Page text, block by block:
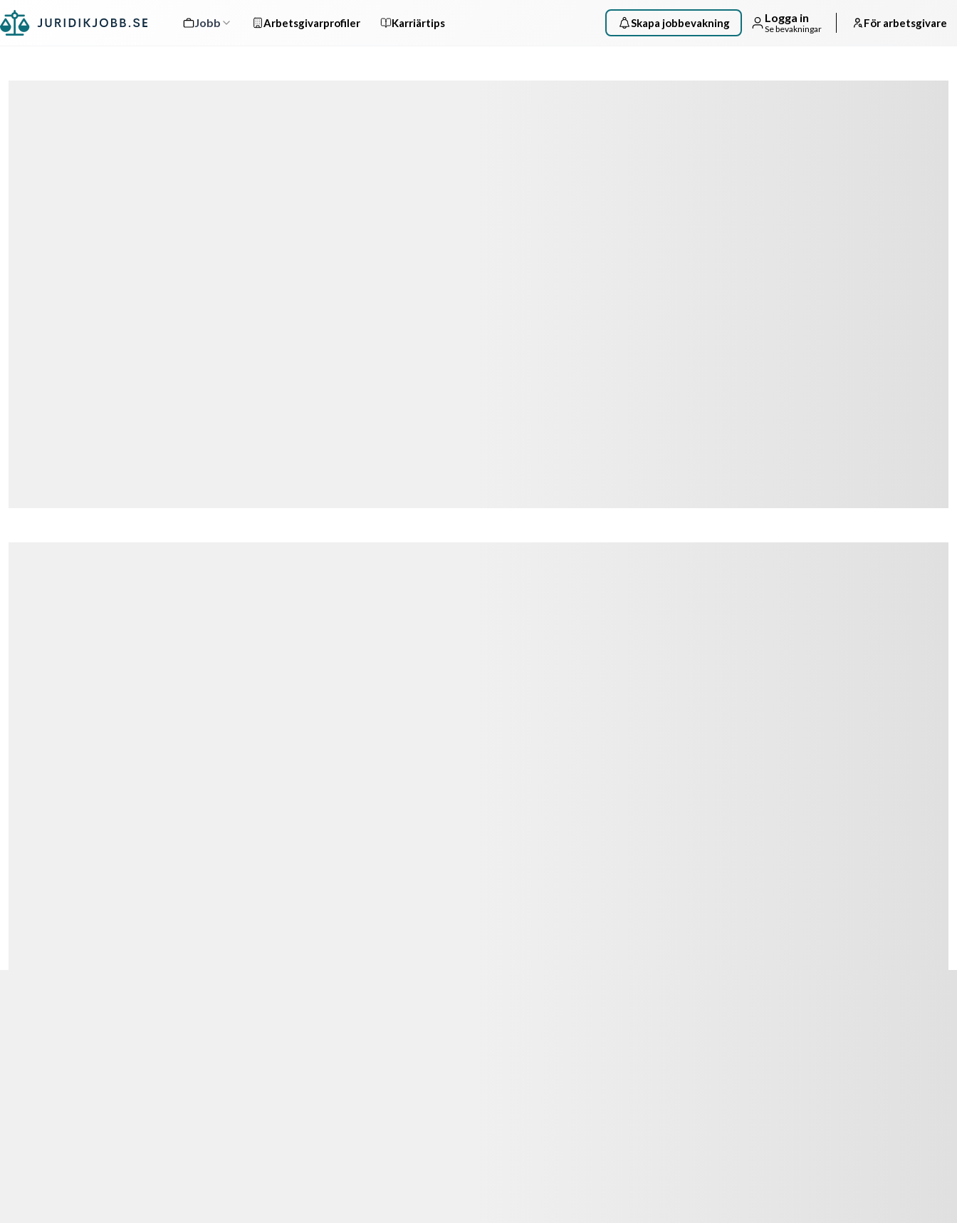
Jobb Arbetsgivarprofiler Karriärtips Skapa jobbevakning Logga in
Se bevakningar För arbetsgivare